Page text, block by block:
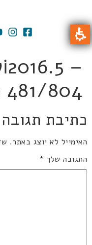
–
481/804 קשה 4 יחידות
כתיבת תגובה
האימייל לא יוצג באתר.
התגובה שלך *